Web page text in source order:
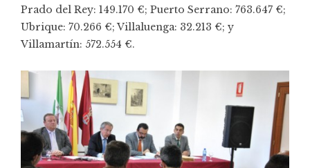
Prado del Rey: 149.170 €; Puerto Serrano: 763.647 €;
Ubrique: 70.266 €; Villaluenga: 32.213 €; y
Villamartín: 572.554 €.